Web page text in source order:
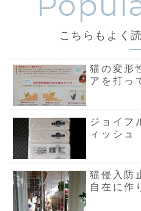
こちらもよく
猫の変形
アを打っ
ジョイフ
ィッシュ
猫侵入防
自在に作